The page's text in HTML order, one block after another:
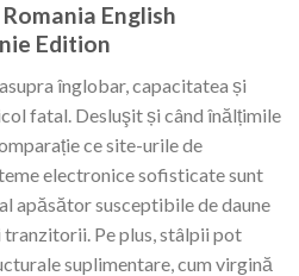
English
Edition
înglobar, capacitatea și
fatal. Desluşit și când înălțimile
ce site-urile de
electronice sofisticate sunt
apăsător susceptibile de daune
tranzitorii. Pe plus, stâlpii pot
suplimentare, cum virgină